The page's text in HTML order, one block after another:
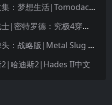
朋友收集：梦想生活|Tomodachi Life: Living the Dream中文
银河战士|密特罗德：究极4穿越未知|Metroid Prime 4: Beyond中文
合金弹头：战略版|Metal Slug Tactics中文
2|哈迪斯2|Hades II中文